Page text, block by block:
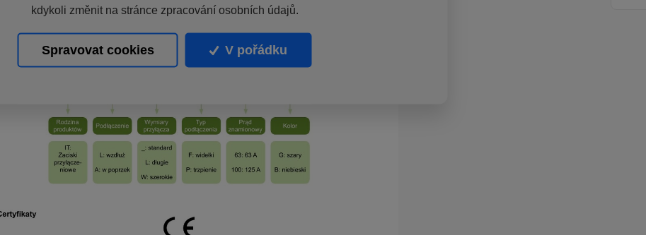
kdykoli změnit na stránce zpracování osobních údajů.
Spravovat cookies V pořádku